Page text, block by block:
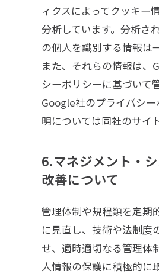
ィクスによってクッキー
分析しています。分析さ
の個人を識別する情報は
また、それらの情報は、
シーポリシーに基づいて
Google社のプライバシ
明については同社のサイ
6.マネジメント・
改善について
管理体制や規程類を定期
に見直し、技術や法制度
せ、適時適切なる管理体
人情報の保護に積極的に